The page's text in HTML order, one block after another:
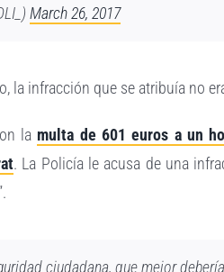
March 26, 2017
la infracción que se atribuía no
la multa de 601 euros a un
. La Policía le acusa de una
ciudadana, que mejor